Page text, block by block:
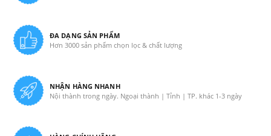
ĐA DẠNG SẢN PHẨM
Hơn 3000 sản phẩm chọn lọc & chất lượng
NHẬN HÀNG NHANH
Nội thành trong ngày. Ngoại thành | Tỉnh | TP. khác 1-3 ngày